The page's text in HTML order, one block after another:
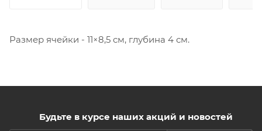
Размер ячейки - 11×8,5 см, глубина 4 см.
Будьте в курсе наших акций и новостей